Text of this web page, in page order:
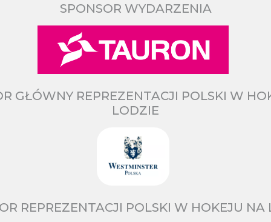
SPONSOR WYDARZENIA
GŁÓWNY REPREZENTACJI POLSKI W
LODZIE
REPREZENTACJI POLSKI W HOKEJU NA